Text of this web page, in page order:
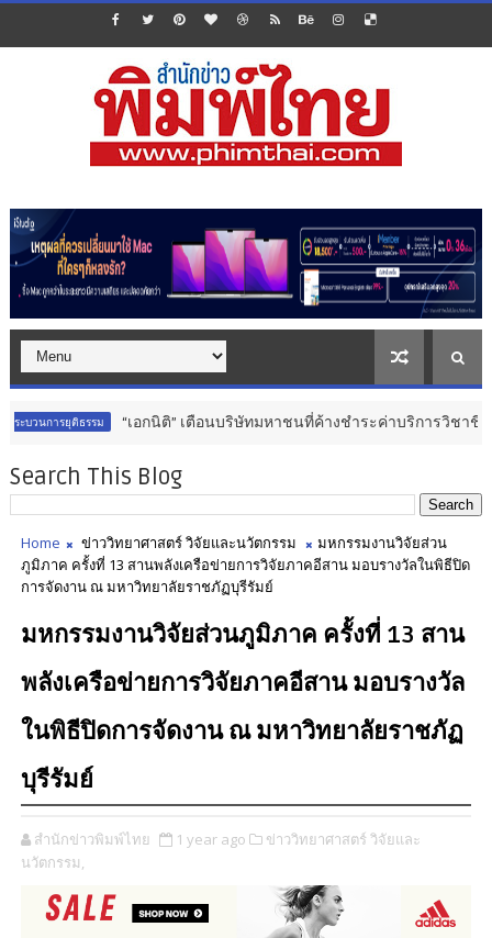
อกนิติ” เตือนบริษัทมหาชนที่ค้างชำระค่าบริการวิชาชีพ ต้องเปิดเผยข้อมูล
Search This Blog
Home ข่าววิทยาศาสตร์ วิจัยและนวัตกรรม
มหกรรมงานวิจัยส่วน
ภูมิภาค ครั้งที่ 13 สานพลังเครือข่ายการวิจัยภาคอีสาน มอบรางวัลในพิธีปิด
การจัดงาน ณ มหาวิทยาลัยราชภัฏบุรีรัมย์
มหกรรมงานวิจัยส่วนภูมิภาค ครั้งที่ 13 สาน
พลังเครือข่ายการวิจัยภาคอีสาน มอบรางวัล
ในพิธีปิดการจัดงาน ณ มหาวิทยาลัยราชภัฏ
บุรีรัมย์
สำนักข่าวพิมพ์ไทย 1 year ago
ข่าววิทยาศาสตร์ วิจัยและ
นวัตกรรม,